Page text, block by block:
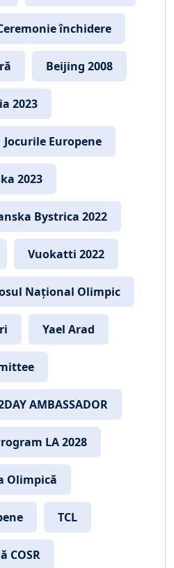
închidere
Beijing 2008
2023
Jocurile Europene
2023
Bystrica 2022
Vuokatti 2022
Național Olimpic
Yael Arad
AMBASSADOR
LA 2028
Olimpică
TCL
COSR